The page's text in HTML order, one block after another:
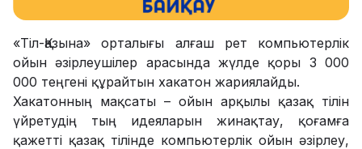
«Тіл-Қазына» орталығы алғаш рет компьютерлік
ойын әзірлеушілер арасында жүлде қоры 3 000
000 теңгені құрайтын хакатон жариялайды.
Хакатонның мақсаты – ойын арқылы қазақ тілін
үйретудің тың идеяларын жинақтау, қоғамға
қажетті қазақ тілінде компьютерлік ойын әзірлеу,